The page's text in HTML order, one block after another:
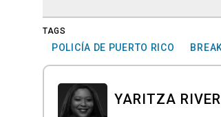
TAGS
POLICÍA DE PUERTO RICO
YARITZA